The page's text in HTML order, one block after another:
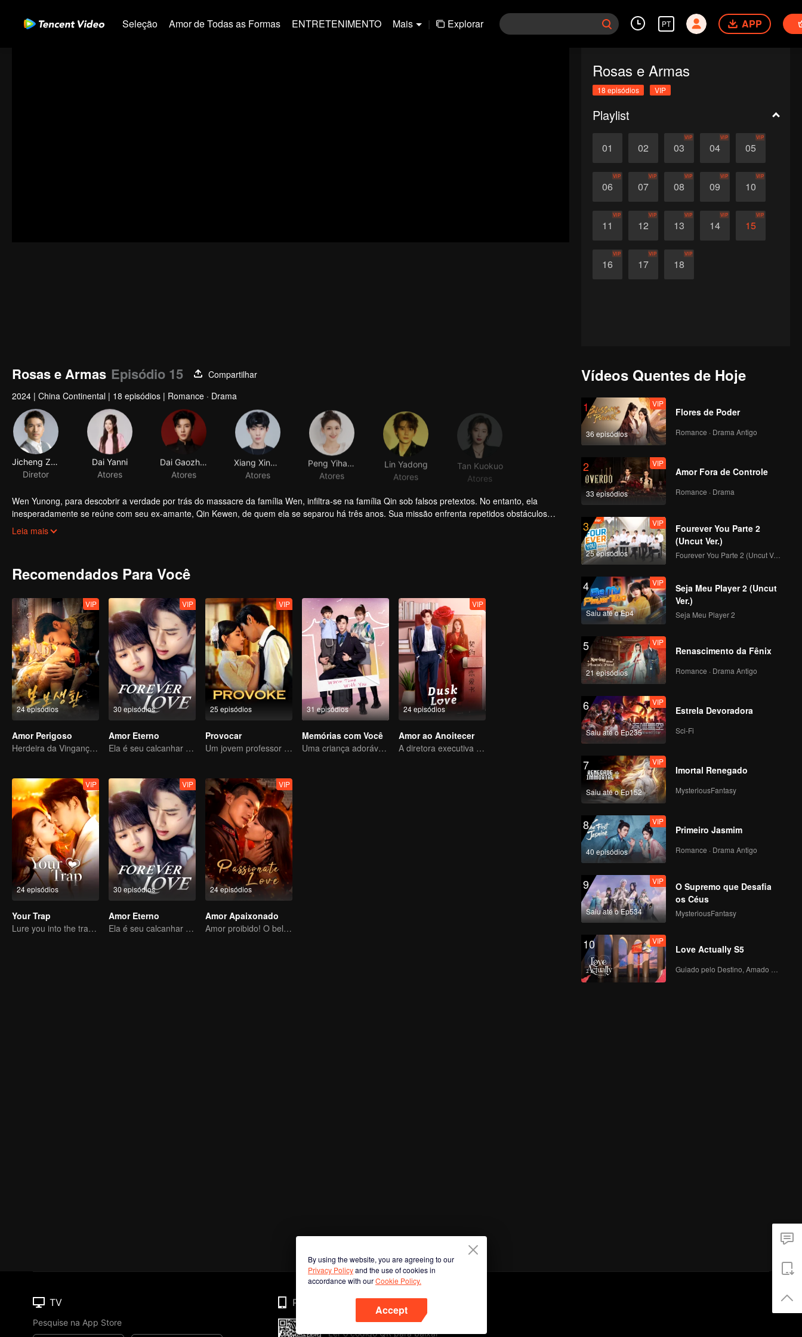
Seleção Amor de Todas as Formas ENTRETENIMENTO Mais | Explorar PT APP
Rosas e Armas
18 episódios VIP
Playlist
01 02 03
VIP
04
VIP
05
VIP
06
VIP
07
VIP
08
VIP
09
VIP
10
VIP
11
VIP
12
VIP
13
VIP
14
VIP
15
VIP
16
VIP
17
VIP
18
VIP
Rosas e Armas Episódio 15
Compartilhar
2024 | China Continental | 18 episódios | Romance · Drama
Jicheng Zou
Diretor
Dai Yanni
Atores
Dai Gaozheng
Atores
Atores
Atores
Lin Yadong
Atores
Tan Kuokuo
Atores
Wen Yunong, para descobrir a verdade por trás do massacre da família Wen, infiltra-se na família Qin sob falsos pretextos. No entanto, ela
inesperadamente se reúne com seu ex-amante, Qin Kewen, de quem ela se separou há três anos. Sua missão enfrenta repetidos obstáculos
quando Qin Kewen retorna com um voto de vingança, determinado a expor Wen Yunong como uma fraude amorosa. Apesar de sua postura
Leia mais
Recomendados Para Você
24 episódios
VIP
Amor Perigoso
Herdeira da Vingança Usa o Casamento como Isca para se Casar com um Rico
30 episódios
VIP
Amor Eterno
Ela é seu calcanhar de Aquiles e sua armadura
25 episódios
VIP
Provocar
Um jovem professor astuto se apaixona por uma cantora misteriosa
31 episódios
Memórias com Você
Uma criança adorável ajuda pais falsos a transformarem em realidade
24 episódios
VIP
Amor ao Anoitecer
A diretora executiva se apaixonou pelo seu novo contrato
24 episódios
VIP
Your Trap
Lure you into the trap with love as bait
30 episódios
VIP
Amor Eterno
Ela é seu calcanhar de Aquiles e sua armadura
24 episódios
VIP
Amor Apaixonado
Amor proibido! O belo jovem tortura sua cunhada, primeiro amor
Vídeos Quentes de Hoje
1
36 episódios
VIP
Flores de Poder
Romance · Drama Antigo
2
33 episódios
VIP
Amor Fora de Controle
Romance · Drama
3
25 episódios
VIP
Fourever You Parte 2
(Uncut Ver.)
Fourever You Parte 2 (Uncut Ver.)
4
Saiu até o Ep4
VIP
Seja Meu Player 2 (Uncut
Ver.)
Seja Meu Player 2
5
21 episódios
VIP
Renascimento da Fênix
Romance · Drama Antigo
6
Saiu até o Ep235
VIP
Estrela Devoradora
Sci-Fi
7
Saiu até o Ep152
VIP
Imortal Renegado
MysteriousFantasy
8
40 episódios
VIP
Primeiro Jasmim
Romance · Drama Antigo
9
Saiu até o Ep534
VIP
O Supremo que Desafia
os Céus
MysteriousFantasy
10 VIP
Love Actually S5
By using the website, you are agreeing to our
Privacy Policyand the use of cookies in
accordance with ourCookie Policy.
Accept
TV
Pesquise na App Store
Phone
Ler o código QR para baixar